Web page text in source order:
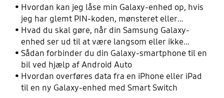
Hvordan kan jeg låse min Galaxy-enhed op, hvis
jeg har glemt PIN-koden, mønsteret eller
adgangskoden?
Hvad du skal gøre, når din Samsung Galaxy-
enhed ser ud til at være langsom eller ikke
reagerer
Sådan forbinder du din Galaxy-smartphone til en
bil ved hjælp af Android Auto
Hvordan overføres data fra en iPhone eller iPad
til en ny Galaxy-enhed med Smart Switch